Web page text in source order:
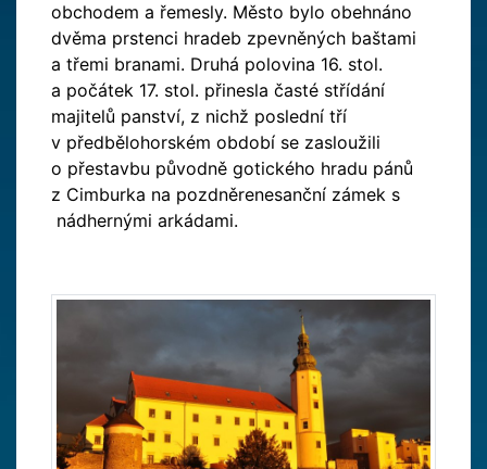
obchodem a řemesly. Město bylo obehnáno
dvěma prstenci hradeb zpevněných baštami
a třemi branami. Druhá polovina 16. stol.
a počátek 17. stol. přinesla časté střídání
majitelů panství, z nichž poslední tří
v předbělohorském období se zasloužili
o přestavbu původně gotického hradu pánů
z Cimburka na pozdněrenesanční zámek s
nádhernými arkádami.